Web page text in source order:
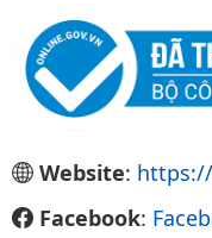
Website:
Facebook: